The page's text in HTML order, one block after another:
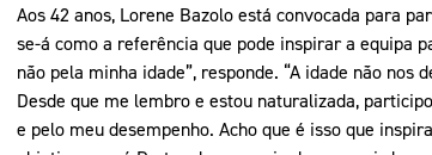
Aos 42 anos, Lorene Bazolo está convocada para
se-á como a referência que pode inspirar a equipa
não pela minha idade”, responde. “A idade não
Desde que me lembro e estou naturalizada,
e pelo meu desempenho. Acho que é isso que